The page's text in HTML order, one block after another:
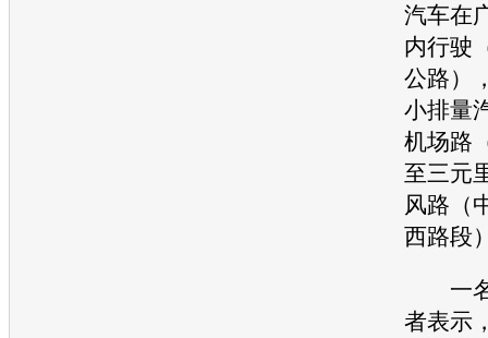
汽车在
内行驶
公路）
小排量
机场路
至三元
风路（
西路段
一名
者表示